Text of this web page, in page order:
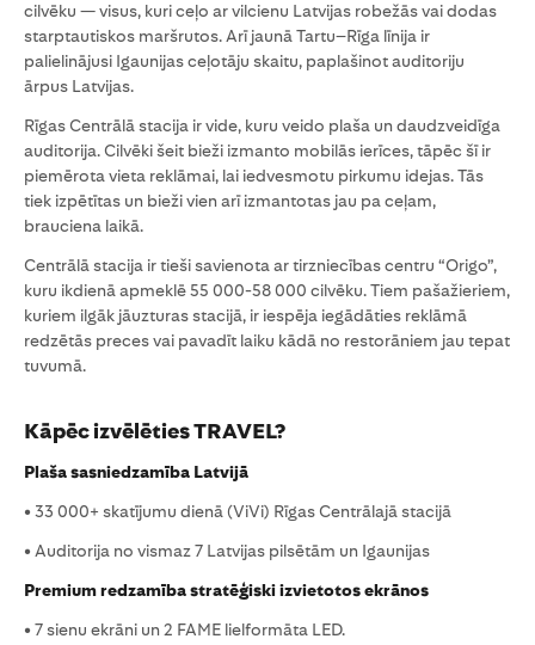
cilvēku — visus, kuri ceļo ar vilcienu Latvijas robežās vai dodas
starptautiskos maršrutos. Arī jaunā Tartu–Rīga līnija ir
palielinājusi Igaunijas ceļotāju skaitu, paplašinot auditoriju
ārpus Latvijas.
Rīgas Centrālā stacija ir vide, kuru veido plaša un daudzveidīga
auditorija. Cilvēki šeit bieži izmanto mobilās ierīces, tāpēc šī ir
piemērota vieta reklāmai, lai iedvesmotu pirkumu idejas. Tās
tiek izpētītas un bieži vien arī izmantotas jau pa ceļam,
brauciena laikā.
Centrālā stacija ir tieši savienota ar tirzniecības centru “Origo”,
kuru ikdienā apmeklē 55 000-58 000 cilvēku. Tiem pašažieriem,
kuriem ilgāk jāuzturas stacijā, ir iespēja iegādāties reklāmā
redzētās preces vai pavadīt laiku kādā no restorāniem jau tepat
tuvumā.
Kāpēc izvēlēties TRAVEL?
Plaša sasniedzamība Latvijā
• 33 000+ skatījumu dienā (ViVi) Rīgas Centrālajā stacijā
• Auditorija no vismaz 7 Latvijas pilsētām un Igaunijas
Premium redzamība stratēģiski izvietotos ekrānos
• 7 sienu ekrāni un 2 FAME lielformāta LED.